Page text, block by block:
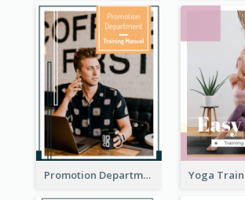
Promotion Department Training Manual